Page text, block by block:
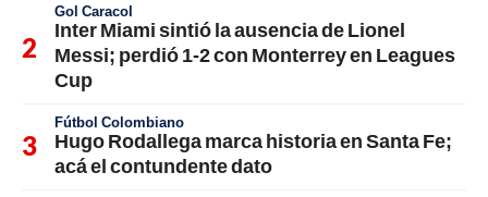
Gol Caracol
Inter Miami sintió la ausencia de Lionel
Messi; perdió 1-2 con Monterrey en Leagues
Cup
Fútbol Colombiano
Hugo Rodallega marca historia en Santa Fe;
acá el contundente dato